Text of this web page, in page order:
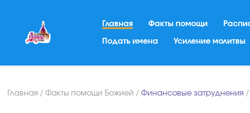
Главная Факты помощи
Подать имена Усиление молитвы
Главная / Факты помощи Божией / Финансовые затруднения /